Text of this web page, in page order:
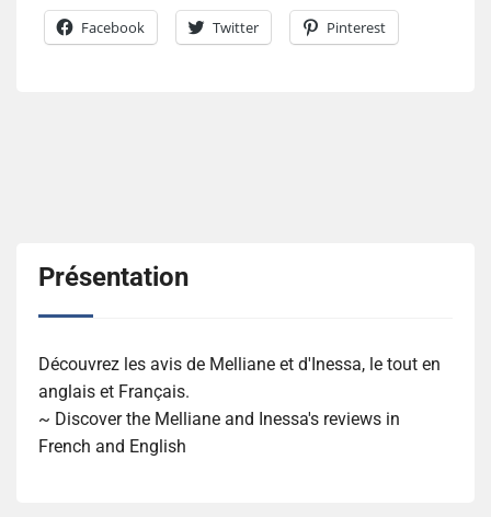
Facebook Twitter Pinterest
Présentation
Découvrez les avis de Melliane et d'Inessa, le tout en
anglais et Français.
~ Discover the Melliane and Inessa's reviews in
French and English